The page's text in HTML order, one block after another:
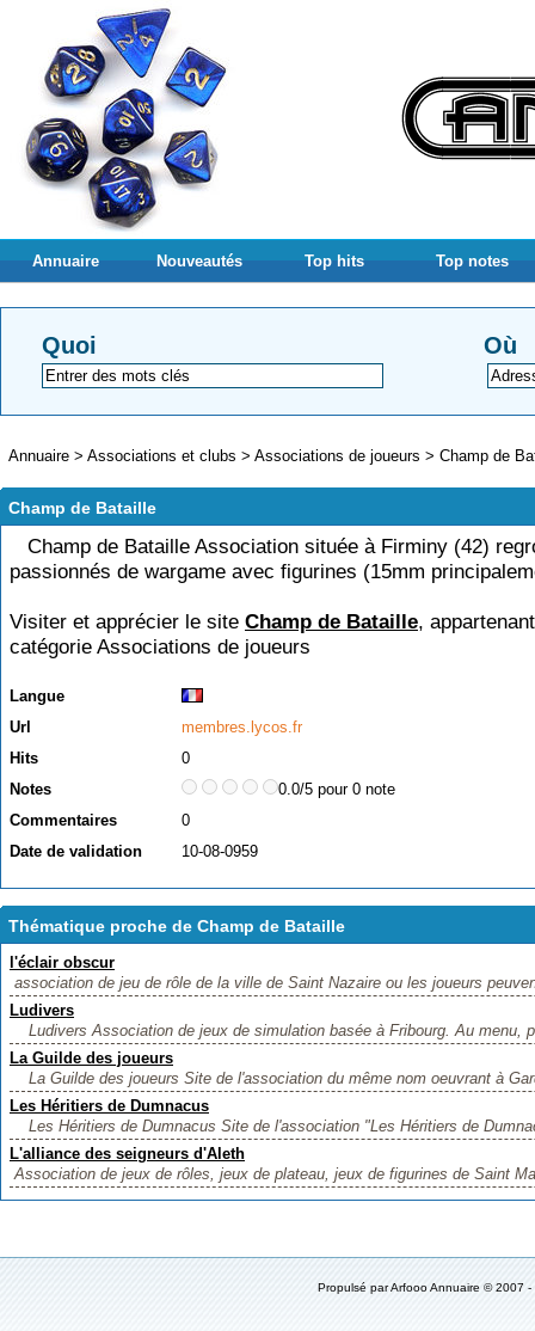
Annuaire Nouveautés Top hits Top notes
Quoi Où
Annuaire > Associations et clubs > Associations de joueurs > Champ de
Champ de Bataille
Champ de Bataille Association située à Firminy (42)
passionnés de wargame avec figurines (15mm
Visiter et apprécier le site Champ de Bataille,
catégorie Associations de joueurs
Langue
Url
membres.lycos.fr
Hits
0
Notes
0.0/5 pour 0 note
Commentaires
0
Date de validation
10-08-0959
Thématique proche de Champ de Bataille
l'éclair obscur
association de jeu de rôle de la ville de Saint Nazaire ou les joueurs
Ludivers
Ludivers Association de jeux de simulation basée à Fribourg. Au menu,
La Guilde des joueurs
La Guilde des joueurs Site de l'association du même nom oeuvrant à
Les Héritiers de Dumnacus
Les Héritiers de Dumnacus Site de l'association "Les Héritiers de
L'alliance des seigneurs d'Aleth
Association de jeux de rôles, jeux de plateau, jeux de figurines de Saint
Propulsé parArfooo Annuaire © 2007